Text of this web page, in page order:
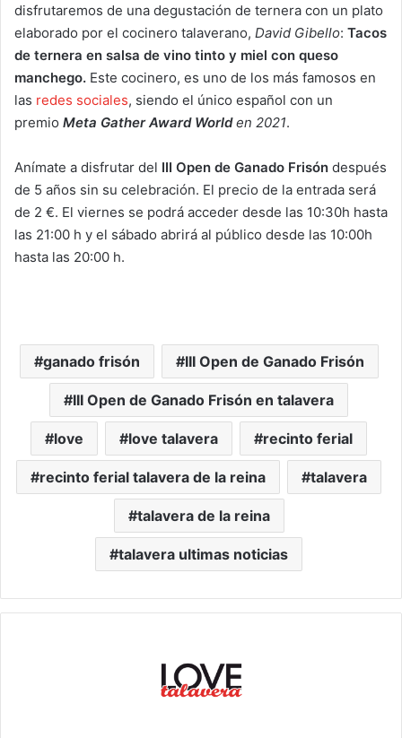
disfrutaremos de una degustación de ternera con un plato
elaborado por el cocinero talaverano, David Gibello: Tacos
de ternera en salsa de vino tinto y miel con queso
manchego. Este cocinero, es uno de los más famosos en
las redes sociales, siendo el único español con un
premio Meta Gather Award Worlden 2021.
Anímate a disfrutar del III Open de Ganado Frisón después
de 5 años sin su celebración. El precio de la entrada será
de 2 €. El viernes se podrá acceder desde las 10:30h hasta
las 21:00 h y el sábado abrirá al público desde las 10:00h
hasta las 20:00 h.
ganado frisón III Open de Ganado Frisón
III Open de Ganado Frisón en talavera
love love talavera recinto ferial
recinto ferial talavera de la reina talavera
talavera de la reina
talavera ultimas noticias